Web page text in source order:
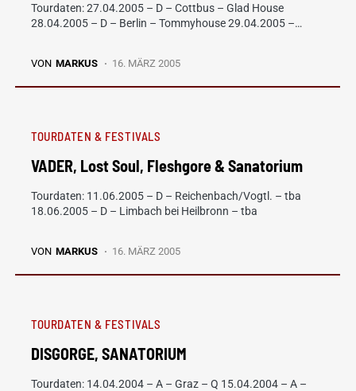
Tourdaten: 27.04.2005 – D – Cottbus – Glad House
28.04.2005 – D – Berlin – Tommyhouse 29.04.2005 –…
VON MARKUS 16. MÄRZ 2005
TOURDATEN & FESTIVALS
VADER, Lost Soul, Fleshgore & Sanatorium
Tourdaten: 11.06.2005 – D – Reichenbach/Vogtl. – tba
18.06.2005 – D – Limbach bei Heilbronn – tba
VON MARKUS 16. MÄRZ 2005
TOURDATEN & FESTIVALS
DISGORGE, SANATORIUM
Tourdaten: 14.04.2004 – A – Graz – Q 15.04.2004 – A –